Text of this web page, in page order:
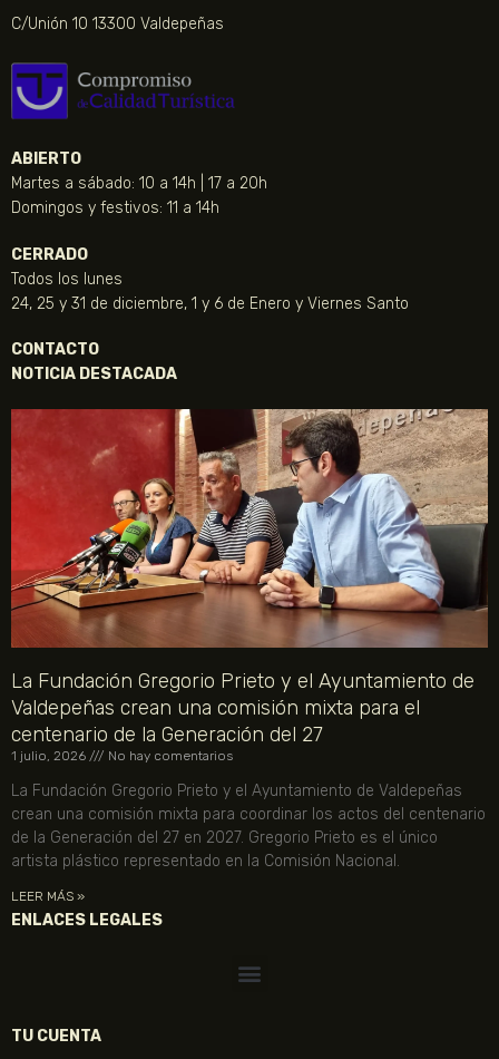
C/Unión 10 13300 Valdepeñas
ABIERTO
Martes a sábado: 10 a 14h | 17 a 20h
Domingos y festivos: 11 a 14h
CERRADO
Todos los lunes
24, 25 y 31 de diciembre, 1 y 6 de Enero y Viernes Santo
CONTACTO
NOTICIA DESTACADA
La Fundación Gregorio Prieto y el Ayuntamiento de
Valdepeñas crean una comisión mixta para el
centenario de la Generación del 27
1 julio, 2026 No hay comentarios
La Fundación Gregorio Prieto y el Ayuntamiento de Valdepeñas
crean una comisión mixta para coordinar los actos del centenario
de la Generación del 27 en 2027. Gregorio Prieto es el único
artista plástico representado en la Comisión Nacional.
LEER MÁS »
ENLACES LEGALES
TU CUENTA